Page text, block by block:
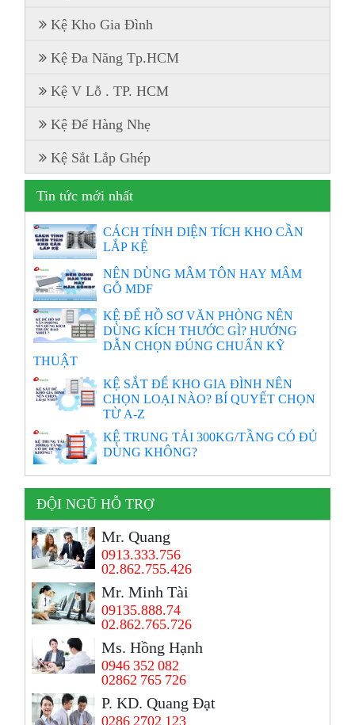
Kệ Kho Gia Đình
Kệ Đa Năng Tp.HCM
Kệ V Lỗ . TP. HCM
Kệ Để Hàng Nhẹ
Kệ Sắt Lắp Ghép
Tin tức mới nhất
CÁCH TÍNH DIỆN TÍCH KHO CẦN
LẮP KỆ
NÊN DÙNG MÂM TÔN HAY MÂM
GỖ MDF
KỆ ĐỂ HỒ SƠ VĂN PHÒNG NÊN
DÙNG KÍCH THƯỚC GÌ? HƯỚNG
DẪN CHỌN ĐÚNG CHUẨN KỸ
THUẬT
KỆ SẮT ĐỂ KHO GIA ĐÌNH NÊN
CHỌN LOẠI NÀO? BÍ QUYẾT CHỌN
TỪ A-Z
KỆ TRUNG TẢI 300KG/TẦNG CÓ ĐỦ
DÙNG KHÔNG?
ĐỘI NGŨ HỖ TRỢ
Mr. Quang
0913.333.756
02.862.755.426
Mr. Minh Tài
09135.888.74
02.862.765.726
Ms. Hồng Hạnh
0946 352 082
02862 765 726
P. KD. Quang Đạt
0286 2702 123